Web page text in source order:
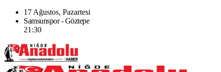
17 Ağustos, Pazartesi
Samsunspor - Göztepe
21:30